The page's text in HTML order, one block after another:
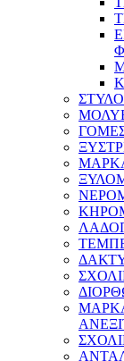
ΣΤΥΛΟ